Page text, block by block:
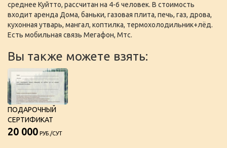
среднее Куйтто, рассчитан на 4-6 человек. В стоимость
входит аренда Дома, баньки, газовая плита, печь, газ, дрова,
кухонная утварь, мангал, коптилка, термохолодильник+лёд.
Есть мобильная связь Мегафон, Мтс.
Вы также можете взять:
ПОДАРОЧНЫЙ
СЕРТИФИКАТ
20 000 РУБ./СУТ